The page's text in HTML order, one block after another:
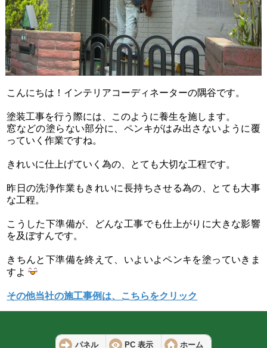
こんにちは！インテリアコーディネーターの隅谷です。
塗装工事を行う際には、このように養生を施します。
窓などの塗らない部分に、ペンキがはみ出さないように覆
っていく作業ですね。
きれいに仕上げていく為の、とても大切な工程です。
昨日の洗浄作業もきれいに長持ちさせる為の、とても大事
な工程。
こうした下準備が、どんな工事でも仕上がりに大きな影響
を及ぼすんです。
きちんと下準備を終えて、いよいよペンキを塗っていきま
すよ
その他当社の施工事例は、こちらをクリック
パネル PC 表示 ホーム